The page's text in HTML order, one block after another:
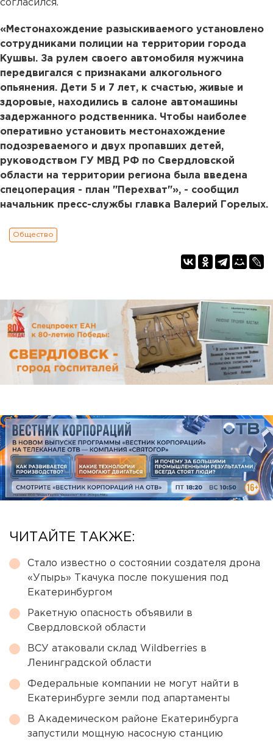
согласился.
«Местонахождение разыскиваемого установлено
сотрудниками полиции на территории города
Кушвы. За рулем своего автомобиля мужчина
передвигался с признаками алкогольного
опьянения. Дети 5 и 7 лет, к счастью, живые и
здоровые, находились в салоне автомашины
задержанного родственника. Чтобы наиболее
оперативно установить местонахождение
подозреваемого и двух пропавших детей,
руководством ГУ МВД РФ по Свердловской
области на территории региона была введена
спецоперация - план "Перехват"», - сообщил
начальник пресс-службы главка Валерий Горелых.
Общество
ЧИТАЙТЕ ТАКЖЕ:
Стало известно о состоянии создателя дрона
«Упырь» Ткачука после покушения под
Екатеринбургом
Ракетную опасность объявили в
Свердловской области
ВСУ атаковали склад Wildberries в
Ленинградской области
Федеральные компании не могут найти в
Екатеринбурге земли под апартаменты
В Академическом районе Екатеринбурга
запустили мощную насосную станцию